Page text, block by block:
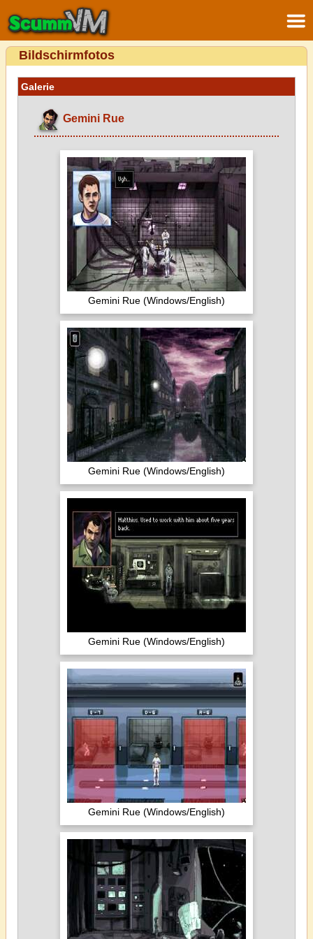
Bildschirmfotos
Galerie
Gemini Rue
Gemini Rue (Windows/English)
Gemini Rue (Windows/English)
Gemini Rue (Windows/English)
Gemini Rue (Windows/English)